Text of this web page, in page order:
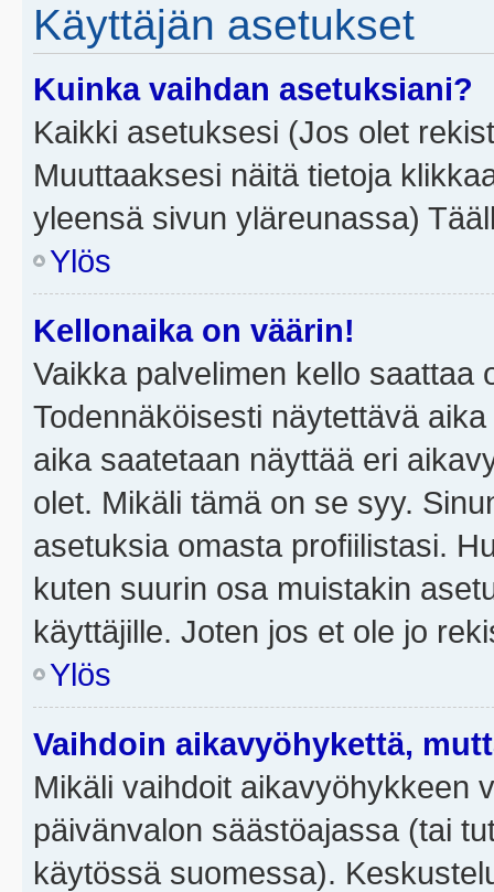
Käyttäjän asetukset
Kuinka vaihdan asetuksiani?
Kaikki asetuksesi (Jos olet
Muuttaaksesi näitä tietoja
yleensä sivun yläreunassa)
Ylös
Kellonaika on väärin!
Vaikka palvelimen kello saattaa
Todennäköisesti näytettävä
aika saatetaan näyttää eri
olet. Mikäli tämä on se syy.
asetuksia omasta profiilistasi.
kuten suurin osa muistakin
käyttäjille. Joten jos et ole jo
Ylös
Vaihdoin aikavyöhykettä,
Mikäli vaihdoit aikavyöhykkeen
päivänvalon säästöajassa (tai
käytössä suomessa).